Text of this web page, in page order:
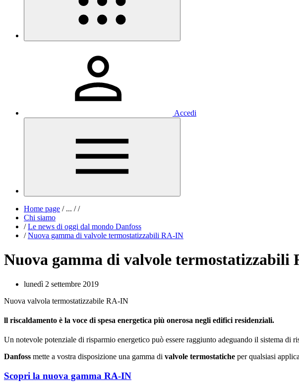
Accedi
Home page /... / /
Chi siamo
/ Le news di oggi dal mondo Danfoss
/ Nuova gamma di valvole termostatizzabili RA-IN
Nuova gamma di valvole termostatizzabili
lunedì 2 settembre 2019
Nuova valvola termostatizzabile RA-IN
ll riscaldamento è la voce di spesa energetica più onerosa negli edifici residenziali.
Un notevole potenziale di risparmio energetico può essere raggiunto adeguando il sistema di
Danfoss mette a vostra disposizione una gamma di valvole termostatiche per qualsiasi
Scopri la nuova gamma RA-IN